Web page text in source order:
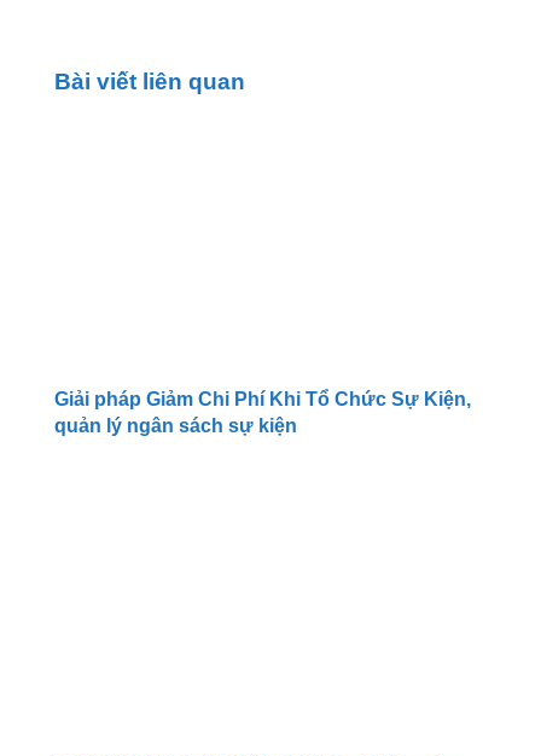
Bài viết liên quan
Giải pháp Giảm Chi Phí Khi Tổ Chức Sự Kiện,
quản lý ngân sách sự kiện